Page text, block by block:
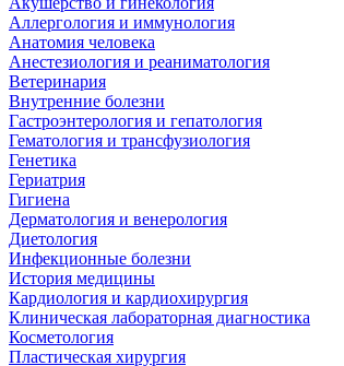
Аллергология и иммунология
Анатомия человека
Анестезиология и реаниматология
Ветеринария
Внутренние болезни
Гастроэнтерология и гепатология
Гематология и трансфузиология
Генетика
Гериатрия
Гигиена
Дерматология и венерология
Диетология
Инфекционные болезни
История медицины
Кардиология и кардиохирургия
Клиническая лабораторная диагностика
Косметология
Пластическая хирургия